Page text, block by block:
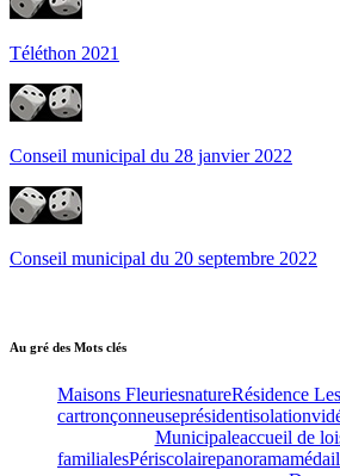
Téléthon 2021
Conseil municipal du 28 janvier 2022
Conseil municipal du 20 septembre 2022
Au gré des Mots clés
Maisons FleuriesnatureRésidence
cartronçonneuseprésidentisolation
Municipaleaccueil de
familialesPériscolairepanorama